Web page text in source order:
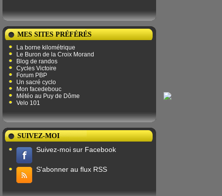
MES SITES PRÉFÉRÉS
La borne kilométrique
Le Buron de la Croix Morand
Blog de randos
Cycles Victoire
Forum PBP
Un sacré cyclo
Mon facedebouc
Météo au Puy de Dôme
Velo 101
SUIVEZ-MOI
Suivez-moi sur Facebook
S'abonner au flux RSS